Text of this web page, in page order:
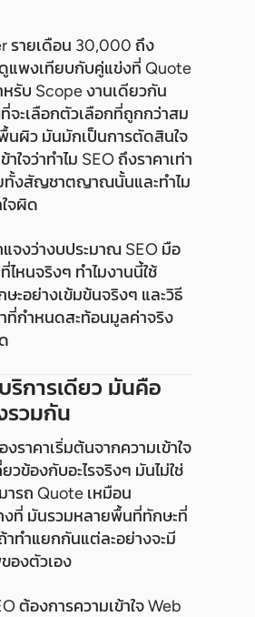
รายเดือน 30,000 ถึง
แพงเทียบกับคู่แข่งที่ Quote
รับ Scope งานเดียวกัน
ะเลือกตัวเลือกที่ถูกกว่าสม
ผิว มันมักเป็นการตัดสินใจ
ใจว่าทำไม SEO ถึงราคาเท่า
ทั้งสัญชาตญาณนั้นและทำไม
จผิด
จงว่างบประมาณ SEO มือ
ไหนจริงๆ ทำไมงานนี้ใช้
ษะอย่างเข้มข้นจริงๆ และวิธี
าที่กำหนดสะท้อนมูลค่าจริง
ริการเดียว มันคือ
รวมกัน
ราคาเริ่มต้นจากความเข้าใจ
วข้องกับอะไรจริงๆ มันไม่ใช่
ารถ Quote เหมือน
งที่ มันรวมหลายพื้นที่ทักษะที่
ทำแยกกันแต่ละอย่างจะมี
องตัวเอง
ต้องการความเข้าใจ Web